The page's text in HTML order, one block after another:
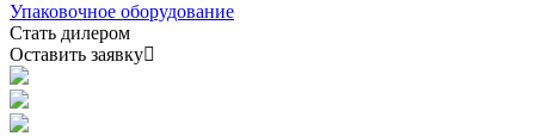
Упаковочное оборудование
Стать дилером
Оставить заявку